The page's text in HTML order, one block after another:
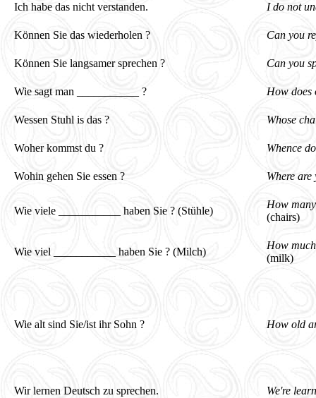
Ich habe das nicht verstanden. I do not
Können Sie das wiederholen ? Can you
Können Sie langsamer sprechen ? Can you
Wie sagt man ___________ ? How does
Wessen Stuhl is das ? Whose
Woher kommst du ? Whence
Wohin gehen Sie essen ? Where
Wie viele ___________ haben Sie ? (Stühle)
How
(chairs)
Wie viel ___________ haben Sie ? (Milch)
How
(milk)
Wie alt sind Sie/ist ihr Sohn ? How old
Wir lernen Deutsch zu sprechen. We're